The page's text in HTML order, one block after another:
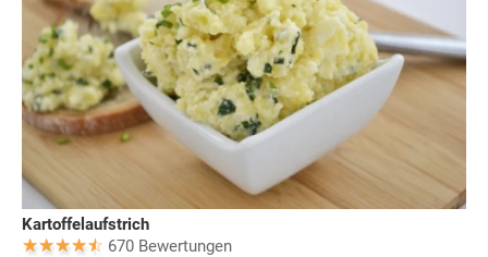
Kartoffelaufstrich
670 Bewertungen